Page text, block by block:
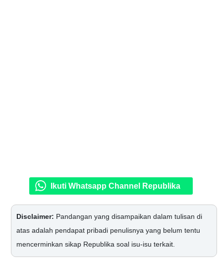
Ikuti Whatsapp Channel Republika
Disclaimer: Pandangan yang disampaikan dalam tulisan di
atas adalah pendapat pribadi penulisnya yang belum tentu
mencerminkan sikap Republika soal isu-isu terkait.